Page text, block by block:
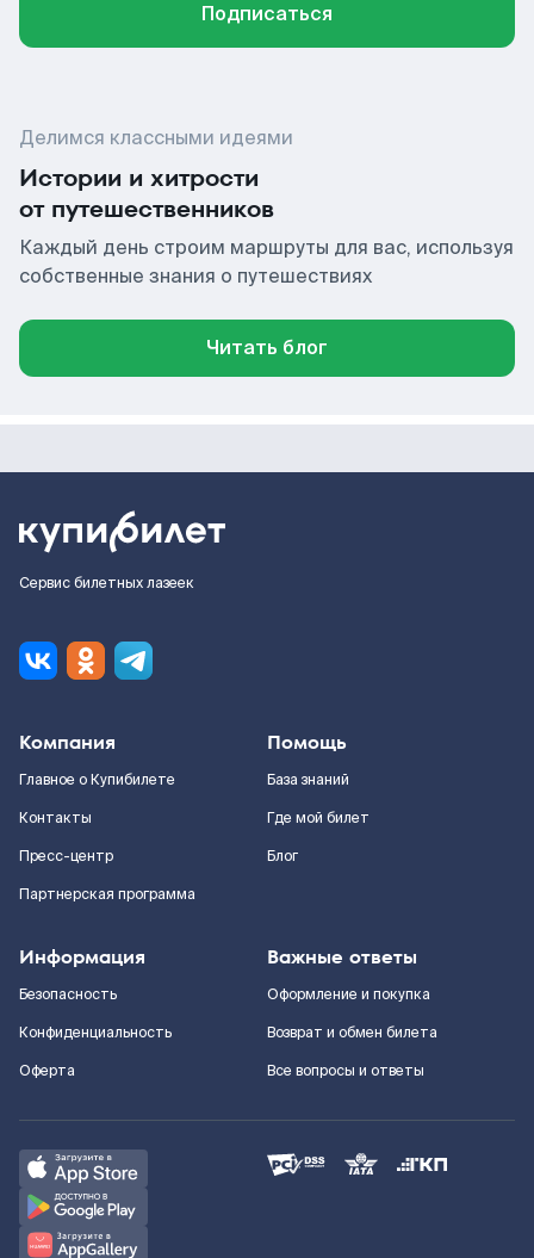
Подписаться
Делимся классными идеями
Истории и хитрости
от путешественников
Каждый день строим маршруты для вас, используя
собственные знания о путешествиях
Читать блог
Сервис билетных лазеек
Компания
Главное о Купибилете
Контакты
Пресс-центр
Партнерская программа
Помощь
База знаний
Где мой билет
Блог
Информация
Безопасность
Конфиденциальность
Оферта
Важные ответы
Оформление и покупка
Возврат и обмен билета
Все вопросы и ответы